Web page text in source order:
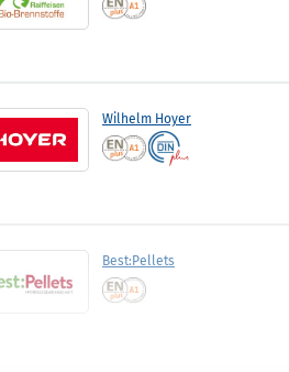
Wilhelm Hoyer
Best:Pellets